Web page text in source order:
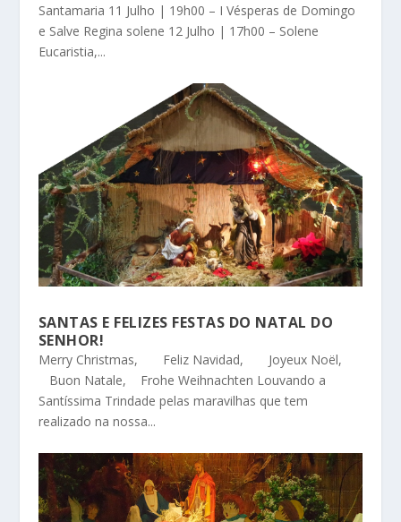
Santamaria 11 Julho | 19h00 – I Vésperas de Domingo
e Salve Regina solene 12 Julho | 17h00 – Solene
Eucaristia,...
SANTAS E FELIZES FESTAS DO NATAL DO
SENHOR!
Merry Christmas, Feliz Navidad, Joyeux Noël,
Buon Natale, Frohe Weihnachten Louvando a
Santíssima Trindade pelas maravilhas que tem
realizado na nossa...